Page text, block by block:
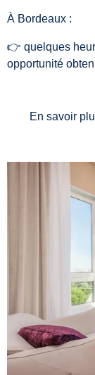
À Bordeaux :
👉 quelques
opportunité
En savoir